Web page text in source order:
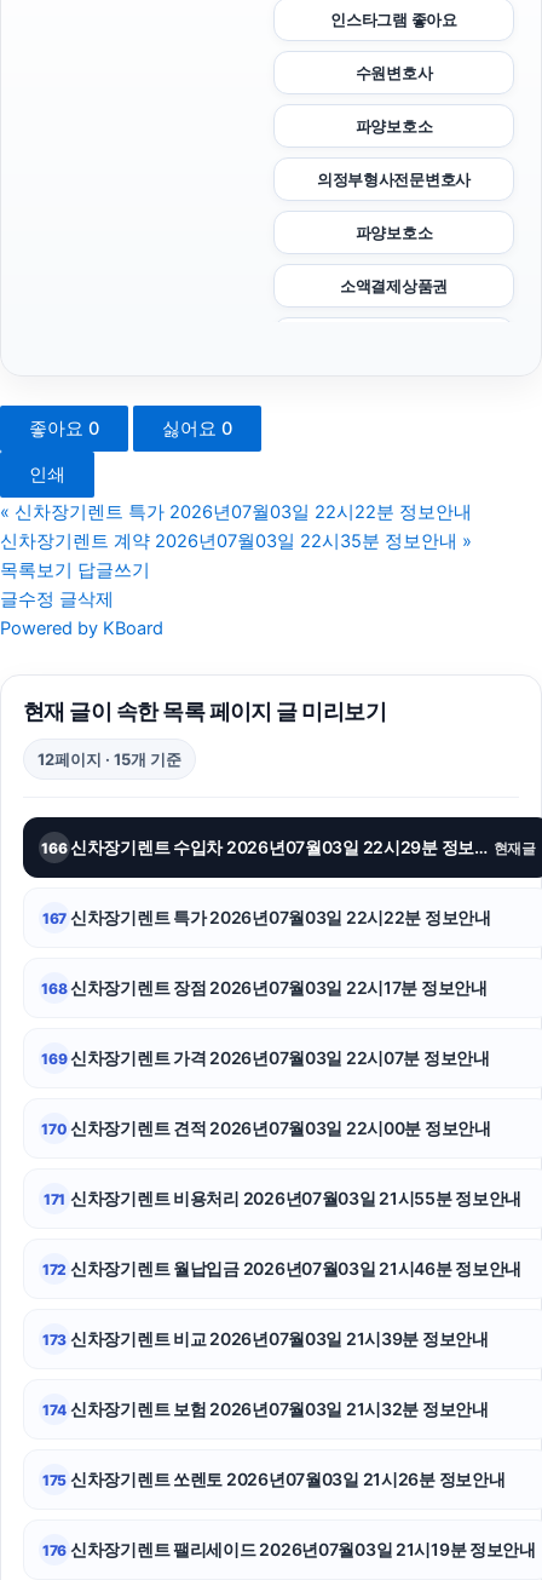
인스타그램 좋아요
수원변호사
파양보호소
의정부형사전문변호사
파양보호소
소액결제상품권
신용카드현금화
의정부학교폭력변호사
암요양병원
인스타그램 팔로워 구매
인스타그램 팔로워 구매
채무통합대환대출
용인변호사
용산구하수구막힘
용인이혼전문변호사
좋아요 0 싫어요 0
인쇄
« 신차장기렌트 특가 2026년07월03일 22시22분 정보안내
신차장기렌트 계약 2026년07월03일 22시35분 정보안내 »
목록보기 답글쓰기
글수정 글삭제
Powered by KBoard
현재 글이 속한 목록 페이지 글 미리보기
12페이지 · 15개 기준
166 신차장기렌트 수입차 2026년07월03일 22시29분 정보안내 현재글
167 신차장기렌트 특가 2026년07월03일 22시22분 정보안내
168신차장기렌트 장점 2026년07월03일 22시17분 정보안내
169신차장기렌트 가격 2026년07월03일 22시07분 정보안내
170 신차장기렌트 견적 2026년07월03일 22시00분 정보안내
171 신차장기렌트 비용처리 2026년07월03일 21시55분 정보안내
172 신차장기렌트 월납입금 2026년07월03일 21시46분 정보안내
173 신차장기렌트 비교 2026년07월03일 21시39분 정보안내
174 신차장기렌트 보험 2026년07월03일 21시32분 정보안내
175 신차장기렌트 쏘렌토 2026년07월03일 21시26분 정보안내
176 신차장기렌트 팰리세이드 2026년07월03일 21시19분 정보안내